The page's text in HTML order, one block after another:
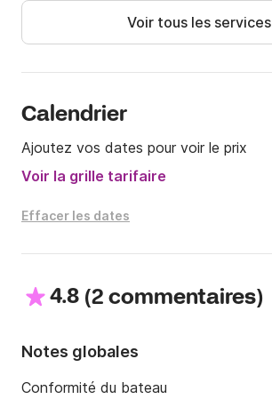
Voir tous les services
Calendrier
Ajoutez vos dates pour voir le prix
Voir la grille tarifaire
Effacer les dates
4.8 (2 commentaires)
Notes globales
Conformité du bateau